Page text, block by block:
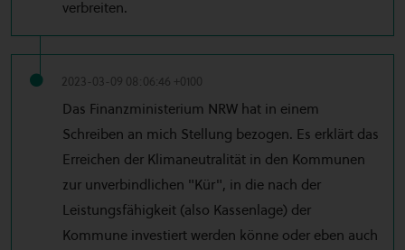
verbreiten.
2023-03-09 08:06:46 +0100
Das Finanzministerium NRW hat in einem
Schreiben an mich Stellung bezogen. Es erklärt das
Erreichen der Klimaneutralität in den Kommunen
zur unverbindlichen "Kür", in die nach der
Leistungsfähigkeit (also Kassenlage) der
Kommune investiert werden könne oder eben auch